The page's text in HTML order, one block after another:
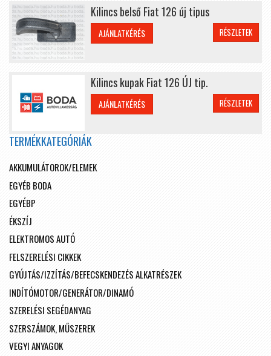
Kilincs belső Fiat 126 új tipus
AJÁNLATKÉRÉS RÉSZLETEK
Kilincs kupak Fiat 126 ÚJ tip.
AJÁNLATKÉRÉS RÉSZLETEK
TERMÉKKATEGÓRIÁK
AKKUMULÁTOROK/ELEMEK
EGYÉB BODA
EGYÉBP
ÉKSZÍJ
ELEKTROMOS AUTÓ
FELSZERELÉSI CIKKEK
GYÚJTÁS/IZZÍTÁS/BEFECSKENDEZÉS ALKATRÉSZEK
INDÍTÓMOTOR/GENERÁTOR/DINAMÓ
SZERELÉSI SEGÉDANYAG
SZERSZÁMOK, MŰSZEREK
VEGYI ANYAGOK